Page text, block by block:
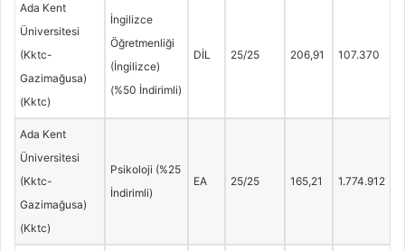
Ada Kent
Üniversitesi
(Kktc-
Gazimağusa)
(Kktc)
İngilizce
Öğretmenliği
(İngilizce)
(%50 İndirimli)
DİL 25/25 206,91 107.370
Ada Kent
Üniversitesi
(Kktc-
Gazimağusa)
(Kktc)
Psikoloji (%25
İndirimli)
EA 25/25 165,21 1.774.912